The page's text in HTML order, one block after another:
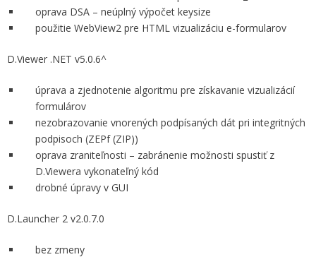
oprava DSA – neúplný výpočet keysize
použitie WebView2 pre HTML vizualizáciu e-formularov
D.Viewer .NET v5.0.6^
úprava a zjednotenie algoritmu pre získavanie vizualizácií
formulárov
nezobrazovanie vnorených podpísaných dát pri integritných
podpisoch (ZEPf (ZIP))
oprava zraniteľnosti – zabránenie možnosti spustiť z
D.Viewera vykonateľný kód
drobné úpravy v GUI
D.Launcher 2 v2.0.7.0
bez zmeny